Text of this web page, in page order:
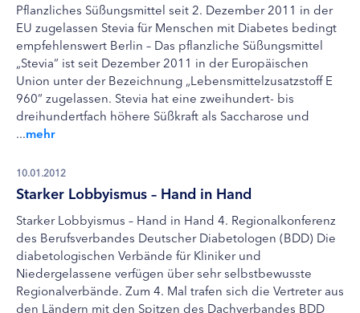
Pflanzliches Süßungsmittel seit 2. Dezember 2011 in der
EU zugelassen Stevia für Menschen mit Diabetes bedingt
empfehlenswert Berlin – Das pflanzliche Süßungsmittel
„Stevia“ ist seit Dezember 2011 in der Europäischen
Union unter der Bezeichnung „Lebensmittelzusatzstoff E
960“ zugelassen. Stevia hat eine zweihundert- bis
dreihundertfach höhere Süßkraft als Saccharose und
...mehr
10.01.2012
Starker Lobbyismus – Hand in Hand
Starker Lobbyismus – Hand in Hand 4. Regionalkonferenz
des Berufsverbandes Deutscher Diabetologen (BDD) Die
diabetologischen Verbände für Kliniker und
Niedergelassene verfügen über sehr selbstbewusste
Regionalverbände. Zum 4. Mal trafen sich die Vertreter aus
den Ländern mit den Spitzen des Dachverbandes BDD